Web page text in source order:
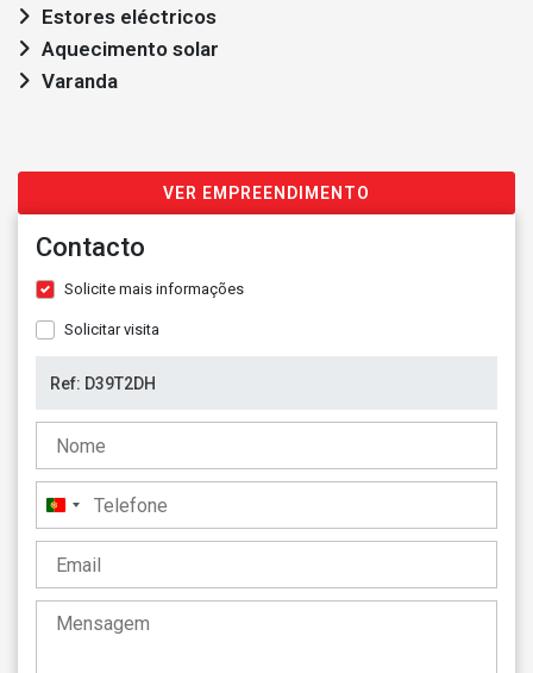
Estores eléctricos
Aquecimento solar
Varanda
VER EMPREENDIMENTO
Contacto
Solicite mais informações
Solicitar visita
Portugal
+351